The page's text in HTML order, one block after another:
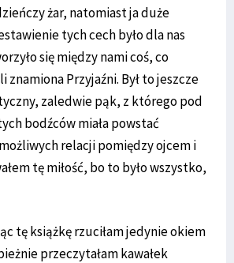
żar, natomiast ja duże
tych cech było dla nas
się między nami coś, co
znamiona Przyjaźni. Był to jeszcze
zaledwie pąk, z którego pod
bodźców miała powstać
relacji pomiędzy ojcem i
tę miłość, bo to było wszystko,
tę książkę rzuciłam jedynie okiem
przeczytałam kawałek